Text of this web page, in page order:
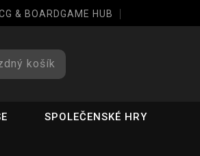
& BOARDGAME HUB
košík
SPOLEČENSKÉ HRY